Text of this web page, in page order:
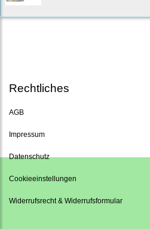
Rechtliches
AGB
Impressum
Datenschutz
Cookieeinstellungen
Widerrufsrecht & Widerrufsformular